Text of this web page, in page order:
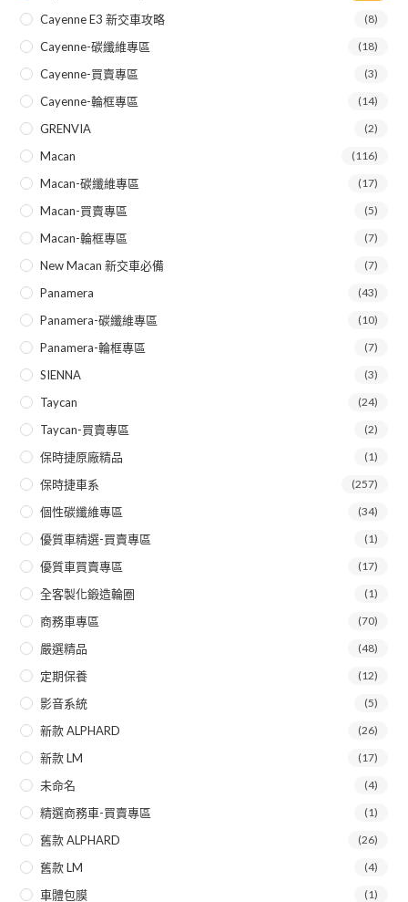
Cayenne E3 新交車攻略 (8)
Cayenne-碳纖維專區 (18)
Cayenne-買賣專區 (3)
Cayenne-輪框專區 (14)
GRENVIA (2)
Macan (116)
Macan-碳纖維專區 (17)
Macan-買賣專區 (5)
Macan-輪框專區 (7)
New Macan 新交車必備 (7)
Panamera (43)
Panamera-碳纖維專區 (10)
Panamera-輪框專區 (7)
SIENNA (3)
Taycan (24)
Taycan-買賣專區 (2)
保時捷原廠精品 (1)
保時捷車系 (257)
個性碳纖維專區 (34)
優質車精選-買賣專區 (1)
優質車買賣專區 (17)
全客製化鍛造輪圈 (1)
商務車專區 (70)
嚴選精品 (48)
定期保養 (12)
影音系統 (5)
新款 ALPHARD (26)
新款 LM (17)
未命名 (4)
精選商務車-買賣專區 (1)
舊款 ALPHARD (26)
舊款 LM (4)
車體包膜 (1)